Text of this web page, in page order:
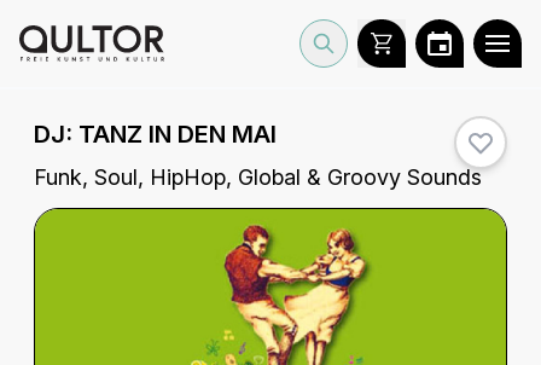
DJ: TANZ IN DEN MAI
Funk, Soul, HipHop, Global & Groovy Sounds